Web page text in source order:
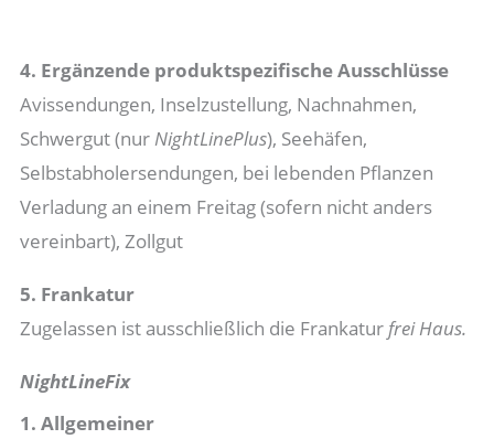
4. Ergänzende produktspezifische Ausschlüsse
Avissendungen, Inselzustellung, Nachnahmen,
Schwergut (nurNightLinePlus), Seehäfen,
Selbstabholersendungen, bei lebenden Pflanzen
Verladung an einem Freitag (sofern nicht anders
vereinbart), Zollgut
5. Frankatur
Zugelassen ist ausschließlich die Frankatur frei Haus.
NightLineFix
1. Allgemeiner